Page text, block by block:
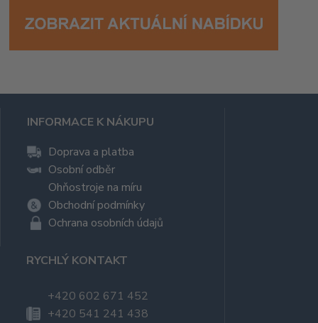
INFORMACE K NÁKUPU
Doprava a platba
Osobní odběr
Ohňostroje na míru
Obchodní podmínky
Ochrana osobních údajů
RYCHLÝ KONTAKT
+420 602 671 452
+420 541 241 438